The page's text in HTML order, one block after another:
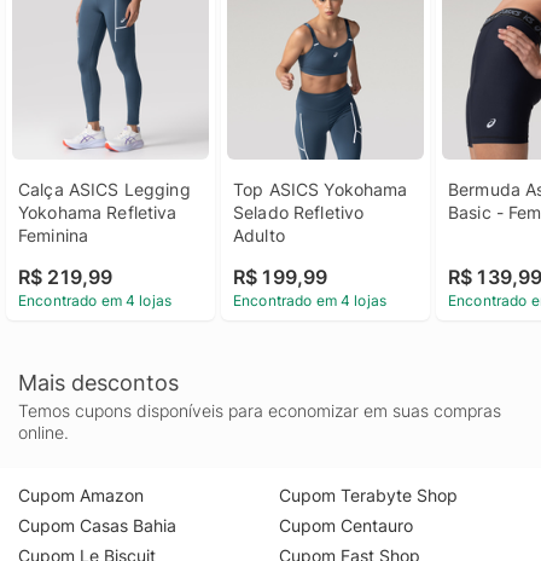
Calça ASICS Legging
Yokohama Refletiva
Feminina
R$ 219,99
Encontrado em 4 lojas
Top ASICS Yokohama
Selado Refletivo
Adulto
R$ 199,99
Encontrado em 4 lojas
Bermuda
Basic -
R$
Encontrado
Mais descontos
Temos cupons disponíveis para economizar em suas compras
online.
Cupom Amazon
Cupom Casas Bahia
Cupom Le Biscuit
Cupom Terabyte Shop
Cupom Centauro
Cupom Fast Shop